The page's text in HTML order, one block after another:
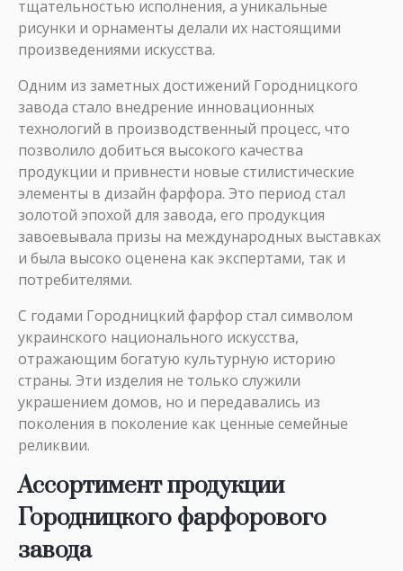
тщательностью исполнения, а уникальные
рисунки и орнаменты делали их настоящими
произведениями искусства.
Одним из заметных достижений Городницкого
завода стало внедрение инновационных
технологий в производственный процесс, что
позволило добиться высокого качества
продукции и привнести новые стилистические
элементы в дизайн фарфора. Это период стал
золотой эпохой для завода, его продукция
завоевывала призы на международных выставках
и была высоко оценена как экспертами, так и
потребителями.
С годами Городницкий фарфор стал символом
украинского национального искусства,
отражающим богатую культурную историю
страны. Эти изделия не только служили
украшением домов, но и передавались из
поколения в поколение как ценные семейные
реликвии.
Ассортимент продукции
Городницкого фарфорового
завода